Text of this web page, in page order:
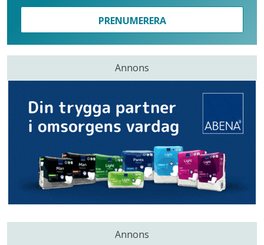
PRENUMERERA
Annons
Annons